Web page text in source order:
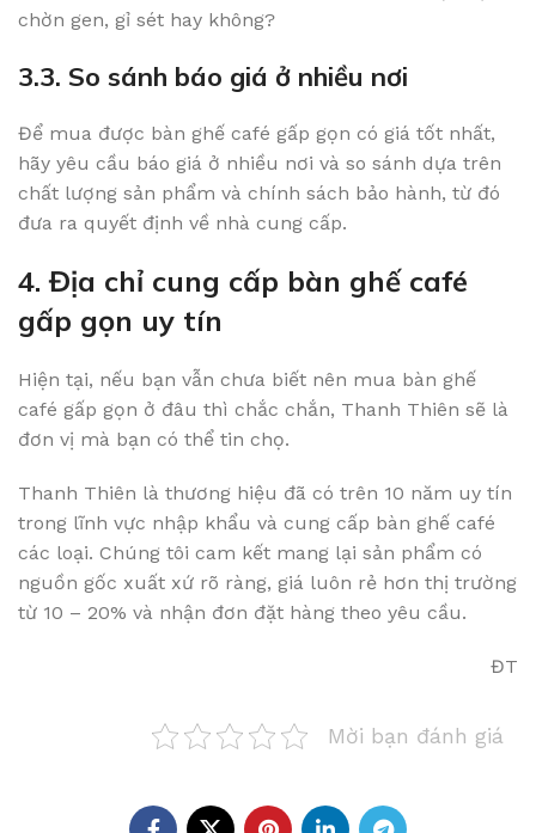
chờn gen, gỉ sét hay không?
3.3. So sánh báo giá ở nhiều nơi
Để mua được bàn ghế café gấp gọn có giá tốt nhất,
hãy yêu cầu báo giá ở nhiều nơi và so sánh dựa trên
chất lượng sản phẩm và chính sách bảo hành, từ đó
đưa ra quyết định về nhà cung cấp.
4. Địa chỉ cung cấp bàn ghế café
gấp gọn uy tín
Hiện tại, nếu bạn vẫn chưa biết nên mua bàn ghế
café gấp gọn ở đâu thì chắc chắn, Thanh Thiên sẽ là
đơn vị mà bạn có thể tin chọ.
Thanh Thiên là thương hiệu đã có trên 10 năm uy tín
trong lĩnh vực nhập khẩu và cung cấp bàn ghế café
các loại. Chúng tôi cam kết mang lại sản phẩm có
nguồn gốc xuất xứ rõ ràng, giá luôn rẻ hơn thị trường
từ 10 – 20% và nhận đơn đặt hàng theo yêu cầu.
ĐT
Mời bạn đánh giá